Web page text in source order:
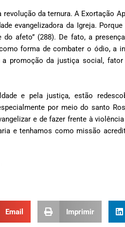
da ternura. A Exortação
evangelizadora da Igreja.
afeto” (288). De fato, a
forma de combater o ódio, a
promoção da justiça social,
e pela justiça, estão
por meio do santo
e de fazer frente à
e tenhamos como missão
Email Imprimir